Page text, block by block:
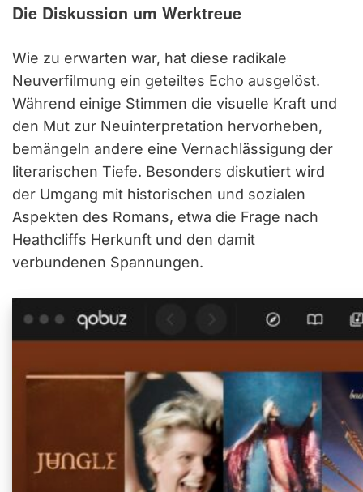
Die Diskussion um Werktreue
Wie zu erwarten war, hat diese radikale
Neuverfilmung ein geteiltes Echo ausgelöst.
Während einige Stimmen die visuelle Kraft und
den Mut zur Neuinterpretation hervorheben,
bemängeln andere eine Vernachlässigung der
literarischen Tiefe. Besonders diskutiert wird
der Umgang mit historischen und sozialen
Aspekten des Romans, etwa die Frage nach
Heathcliffs Herkunft und den damit
verbundenen Spannungen.